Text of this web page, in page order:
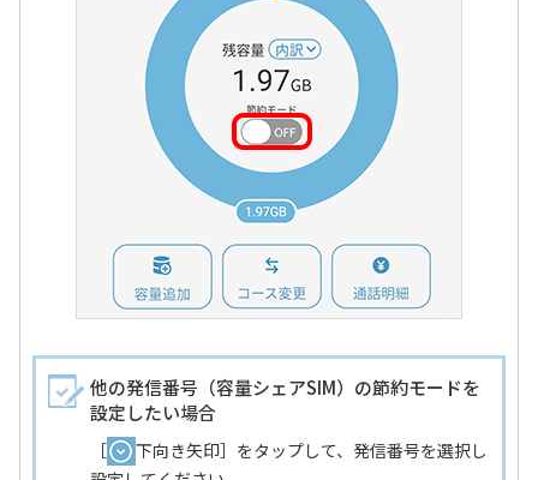
他の発信番号（容量シェアSIM）の節約モードを
設定したい場合
［
下向き矢印］をタップして、発信番号を選択し